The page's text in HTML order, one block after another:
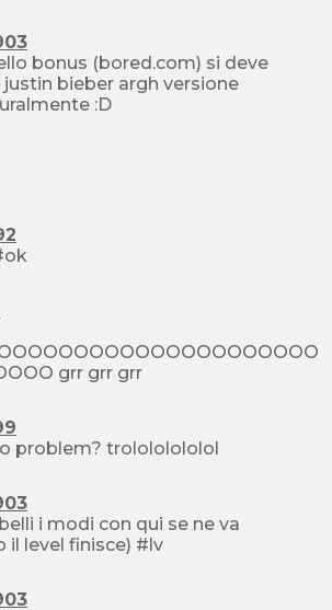
bonus (bored.com) si deve
justin bieber argh versione
:D
OOOOOOOO grr grr grr
hakerato problem? trolololololol
i modi con qui se ne va
il level finisce) #lv